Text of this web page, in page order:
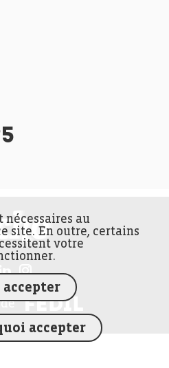
FEDIL écho
nécessaires au
site. En outre, certains
votre
accepter